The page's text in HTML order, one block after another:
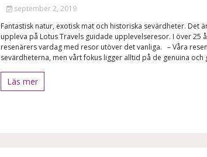
september 2, 2019
Fantastisk natur, exotisk mat och historiska sevärdheter. Det
uppleva på Lotus Travels guidade upplevelseresor. I över 25
resenärers vardag med resor utöver det vanliga. – Våra
sevärdheterna, men vårt fokus ligger alltid på de genuina och
Läs mer